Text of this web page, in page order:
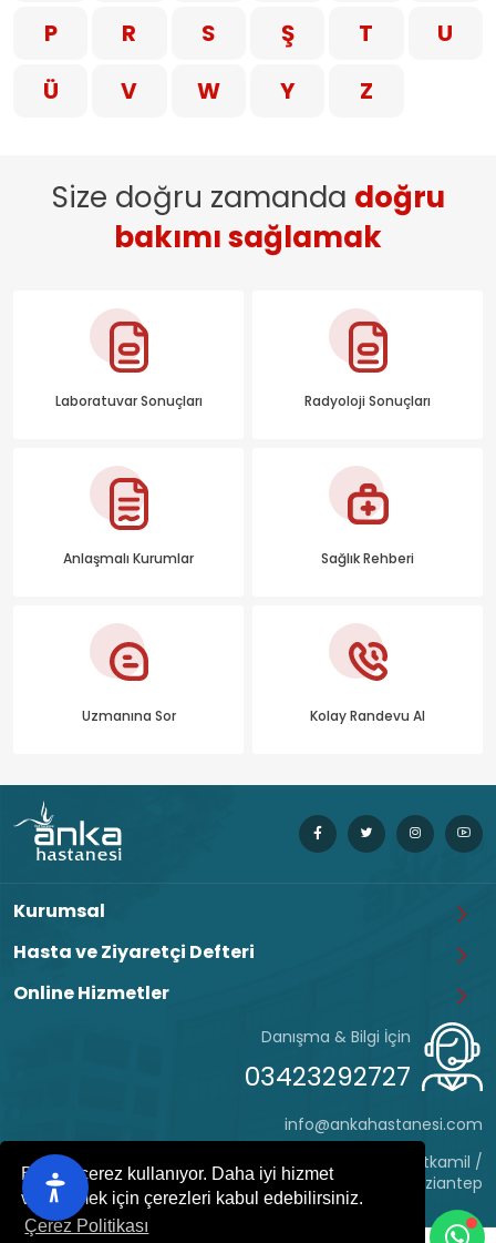
Bu site çerez kullanıyor. Daha iyi hizmet
verebilmek için çerezleri kabul edebilirsiniz.
Çerez Politikası
P
R S Ş T
U
Ü
V W Y Z
Size doğru zamanda doğru
bakımı sağlamak
Laboratuvar Sonuçları Radyoloji Sonuçları
Anlaşmalı Kurumlar Sağlık Rehberi
Uzmanına Sor Kolay Randevu Al
Kurumsal
Hasta ve Ziyaretçi Defteri
Online Hizmetler
Danışma & Bilgi İçin
03423292727
info@ankahastanesi.com
Eyüp Sultan Mh. Hafız Tevfik Cd. No:162 Şehitkamil /
Gaziantep